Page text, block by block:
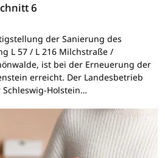
6
der Sanierung des
L 57 / L 216 Milchstraße /
ist bei der Erneuerung der
erreicht. Der Landesbetrieb
Holstein…